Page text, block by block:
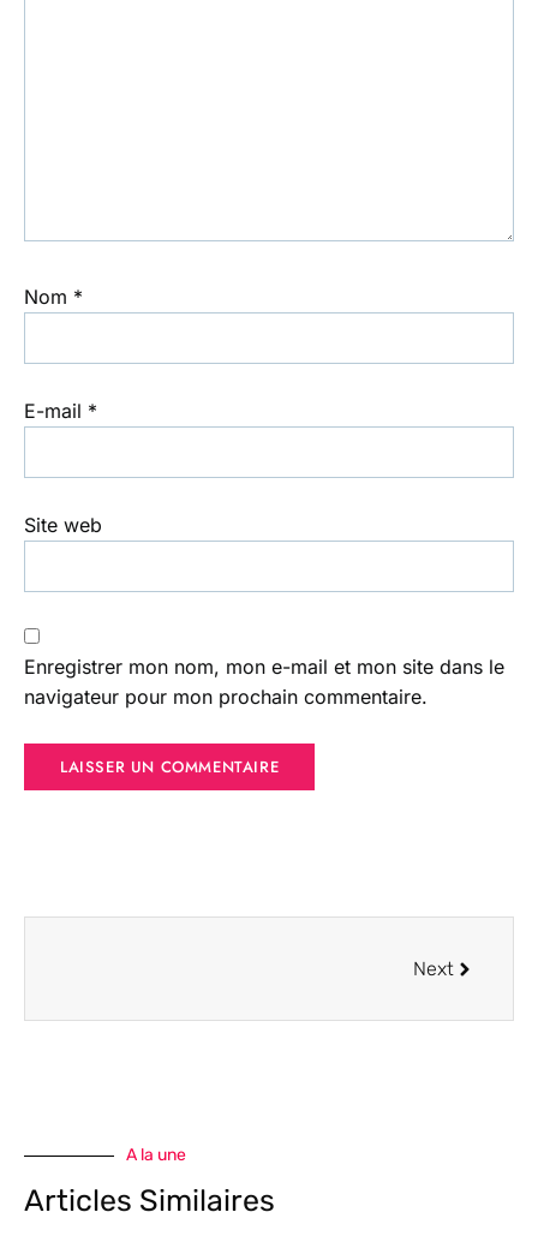
Nom *
E-mail *
Site web
Enregistrer mon nom, mon e-mail et mon site dans le
navigateur pour mon prochain commentaire.
Next
A la une
Articles Similaires